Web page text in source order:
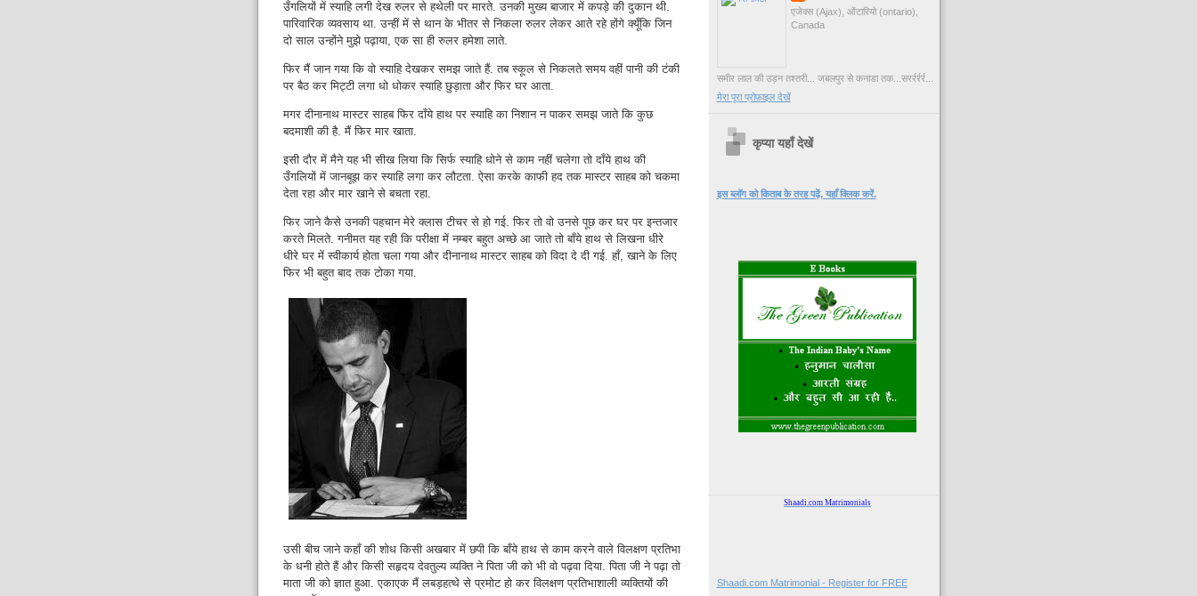
उँगलियों में स्याहि लगी देख रुलर से हथेली पर मारते. उनकी मुख्य बाजार में कपड़े की दुकान थी.
पारिवारिक व्यवसाय था. उन्हीं में से थान के भीतर से निकला रुलर लेकर आते रहे होंगे क्यूँकि जिन
दो साल उन्होंने मुझे पढ़ाया, एक सा ही रुलर हमेशा लाते.
फिर मैं जान गया कि वो स्याहि देखकर समझ जाते हैं. तब स्कूल से निकलते समय वहीं पानी की टंकी
पर बैठ कर मिट्टी लगा धो धोकर स्याहि छुड़ाता और फिर घर आता.
मगर दीनानाथ मास्टर साहब फिर दाँये हाथ पर स्याहि का निशान न पाकर समझ जाते कि कुछ
बदमाशी की है. मैं फिर मार खाता.
इसी दौर में मैने यह भी सीख लिया कि सिर्फ स्याहि धोने से काम नहीं चलेगा तो दाँये हाथ की
उँगलियों में जानबूझ कर स्याहि लगा कर लौटता. ऐसा करके काफी हद तक मास्टर साहब को चकमा
देता रहा और मार खाने से बचता रहा.
फिर जाने कैसे उनकी पहचान मेरे क्लास टीचर से हो गई. फिर तो वो उनसे पूछ कर घर पर इन्तजार
करते मिलते. गनीमत यह रही कि परीक्षा में नम्बर बहुत अच्छे आ जाते तो बाँये हाथ से लिखना धीरे
धीरे घर में स्वीकार्य होता चला गया और दीनानाथ मास्टर साहब को विदा दे दी गई. हाँ, खाने के लिए
फिर भी बहुत बाद तक टोका गया.
उसी बीच जाने कहाँ की शोध किसी अखबार में छपी कि बाँये हाथ से काम करने वाले विलक्षण प्रतिभा
के धनी होते हैं और किसी सहृदय देवतुल्य व्यक्ति ने पिता जी को भी वो पढ़वा दिया. पिता जी ने पढ़ा तो
माता जी को ज्ञात हुआ. एकाएक मैं लबड़हत्थे से प्रमोट हो कर विलक्षण प्रतिभाशाली व्यक्तियों की
एजेक्स (Ajax), ओंटारियो (ontario),
Canada
समीर लाल की उड़न तश्तरी... जबलपुर से कनाडा तक...सरर्रर्रर्र...
मेरा पूरा प्रोफ़ाइल देखें
कृप्या यहाँ देखें
इस ब्लॉग को किताब के तरह पढ़ें, यहाँ क्लिक करें.
Shaadi.com Matrimonials
Shaadi.com Matrimonial - Register for FREE